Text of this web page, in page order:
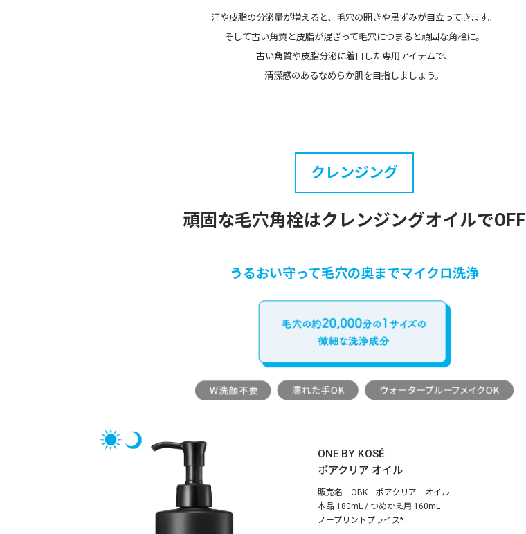
汗や皮脂の分泌量が増えると、毛穴の開きや黒ずみが目立ってきます。
そして古い角質と皮脂が混ざって毛穴につまると頑固な角栓に。
古い角質や皮脂分泌に着目した専用アイテムで、
清潔感のあるなめらか肌を目指しましょう。
クレンジング
頑固な毛穴角栓はクレンジングオイルでOFF
うるおい守って毛穴の奥までマイクロ洗浄
ONE BY KOSÉ
ポアクリア オイル
販売名 OBK ポアクリア オイル
本品 180mL / つめかえ用 160mL
ノープリントプライス*